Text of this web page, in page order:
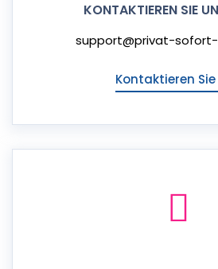
KONTAKTIEREN SIE
support@privat-
Kontaktieren